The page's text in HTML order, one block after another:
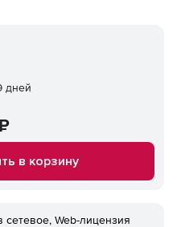
дней
в корзину
сетевое, Web-лицензия